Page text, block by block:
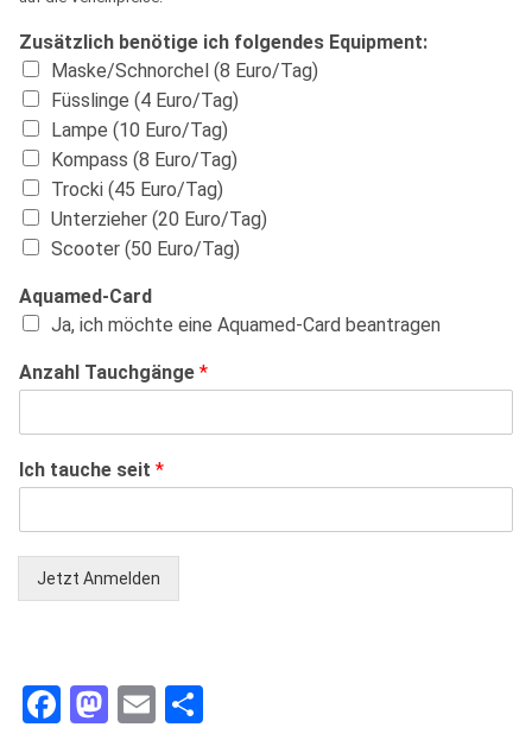
Zusätzlich benötige ich folgendes Equipment:
Maske/Schnorchel (8 Euro/Tag)
Füsslinge (4 Euro/Tag)
Lampe (10 Euro/Tag)
Kompass (8 Euro/Tag)
Trocki (45 Euro/Tag)
Unterzieher (20 Euro/Tag)
Scooter (50 Euro/Tag)
Aquamed-Card
Ja, ich möchte eine Aquamed-Card beantragen
Anzahl Tauchgänge *
Ich tauche seit *
Jetzt Anmelden
Facebook
Mastodon
Email